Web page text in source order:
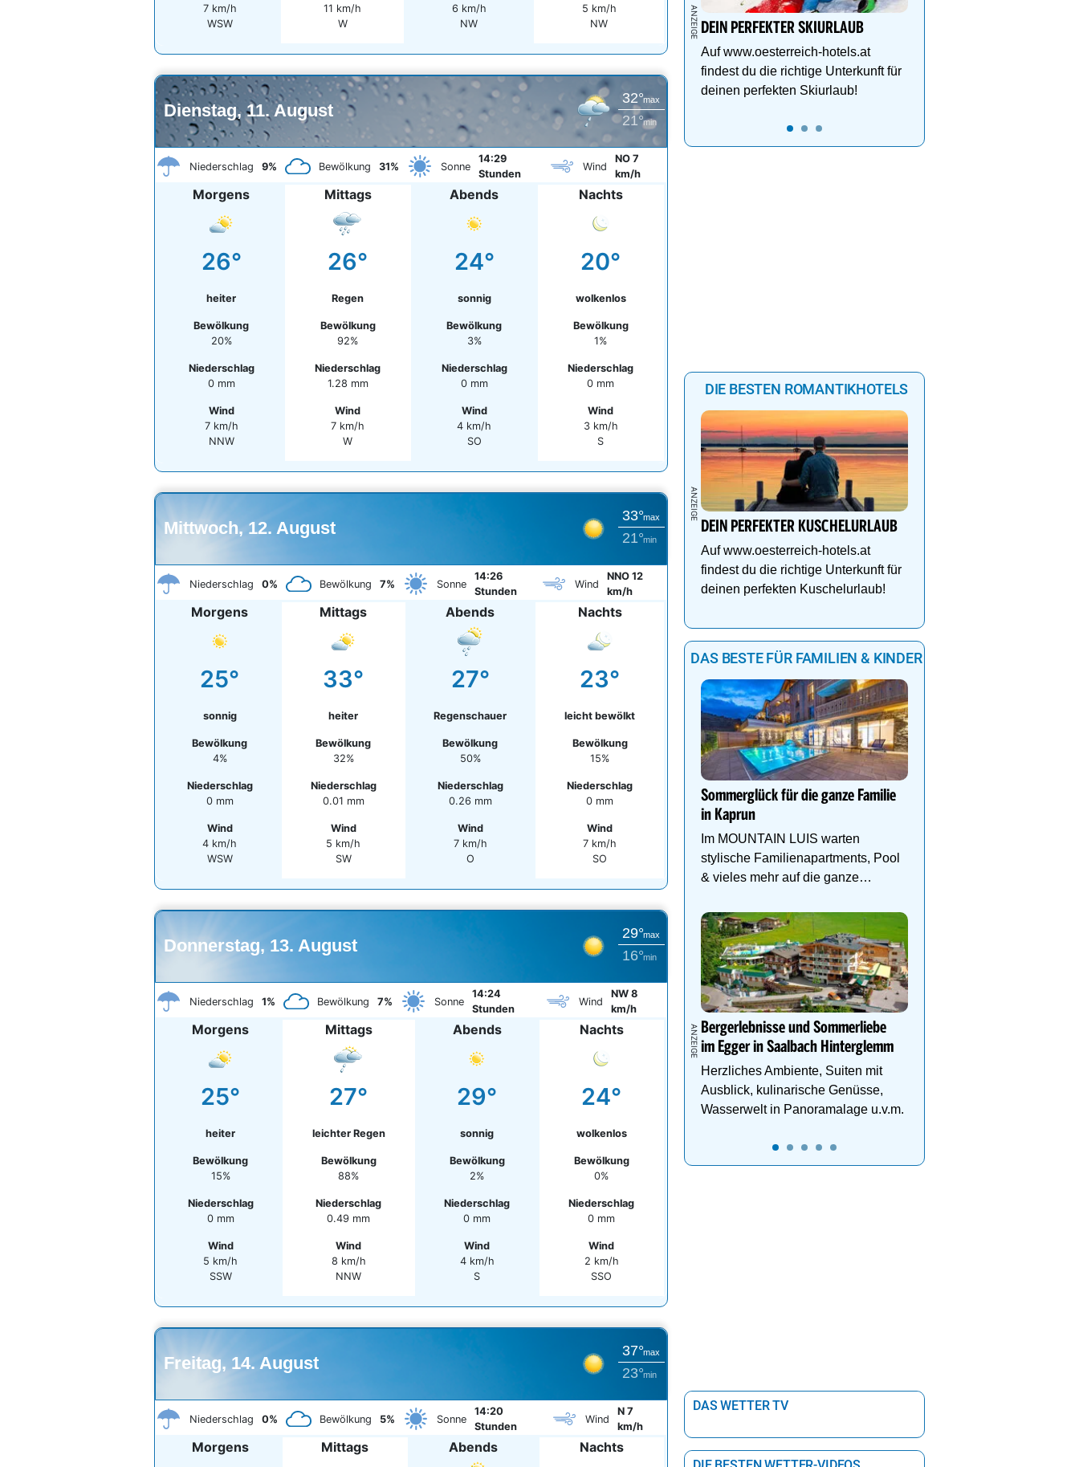
7 km/h
WSW
11 km/h
W
6 km/h
NW
5 km/h
NW
Dienstag, 11. August
32°max
21°min
Niederschlag 9% Bewölkung 31% Sonne
14:29
Stunden
Wind
NO 7
km/h
Morgens
26°
heiter
Bewölkung
20%
Niederschlag
0 mm
Wind
7 km/h
NNW
Mittags
26°
Regen
Bewölkung
92%
Niederschlag
1.28 mm
Wind
7 km/h
W
Abends
24°
sonnig
Bewölkung
3%
Niederschlag
0 mm
Wind
4 km/h
SO
Nachts
20°
wolkenlos
Bewölkung
1%
Niederschlag
0 mm
Wind
3 km/h
S
Mittwoch, 12. August
33°max
21°min
Niederschlag 0% Bewölkung 7% Sonne
14:26
Stunden
Wind
NNO 12
km/h
Morgens
25°
sonnig
Bewölkung
4%
Niederschlag
0 mm
Wind
4 km/h
WSW
Mittags
33°
heiter
Bewölkung
32%
Niederschlag
0.01 mm
Wind
5 km/h
SW
Abends
27°
Regenschauer
Bewölkung
50%
Niederschlag
0.26 mm
Wind
7 km/h
O
Nachts
23°
leicht bewölkt
Bewölkung
15%
Niederschlag
0 mm
Wind
7 km/h
SO
Donnerstag, 13. August
29°max
16°min
Niederschlag 1% Bewölkung 7% Sonne
14:24
Stunden
Wind
NW 8
km/h
Morgens
25°
heiter
Bewölkung
15%
Niederschlag
0 mm
Wind
5 km/h
SSW
Mittags
27°
leichter Regen
Bewölkung
88%
Niederschlag
0.49 mm
Wind
8 km/h
NNW
Abends
29°
sonnig
Bewölkung
2%
Niederschlag
0 mm
Wind
4 km/h
S
Nachts
24°
wolkenlos
Bewölkung
0%
Niederschlag
0 mm
Wind
2 km/h
SSO
Freitag, 14. August
37°max
23°min
Niederschlag 0% Bewölkung 5% Sonne
14:20
Stunden
Wind
N 7
km/h
Morgens Mittags Abends Nachts
DEIN PERFEKTER SKIURLAUB
Auf www.oesterreich-hotels.at
findest du die richtige Unterkunft für
deinen perfekten Skiurlaub!
DIE BESTEN ROMANTIKHOTELS
DEIN PERFEKTER KUSCHELURLAUB
Auf www.oesterreich-hotels.at
findest du die richtige Unterkunft für
deinen perfekten Kuschelurlaub!
DAS BESTE FÜR FAMILIEN & KINDER
Sommerglück für die ganze Familie
in Kaprun
Im MOUNTAIN LUIS warten
stylische Familienapartments, Pool
& vieles mehr auf die ganze
Bergerlebnisse und Sommerliebe
im Egger in Saalbach Hinterglemm
Herzliches Ambiente, Suiten mit
Ausblick, kulinarische Genüsse,
Wasserwelt in Panoramalage u.v.m.
DAS WETTER TV